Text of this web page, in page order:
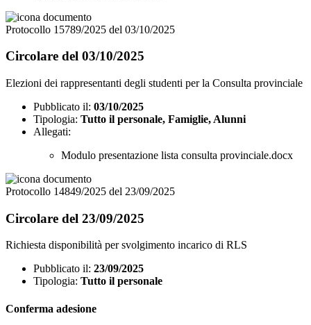
Protocollo 15789/2025 del 03/10/2025
Circolare del 03/10/2025
Elezioni dei rappresentanti degli studenti per la Consulta provinciale
Pubblicato il: 03/10/2025
Tipologia: Tutto il personale, Famiglie, Alunni
Allegati:
Modulo presentazione lista consulta provinciale.docx
Protocollo 14849/2025 del 23/09/2025
Circolare del 23/09/2025
Richiesta disponibilità per svolgimento incarico di RLS
Pubblicato il: 23/09/2025
Tipologia: Tutto il personale
Conferma adesione